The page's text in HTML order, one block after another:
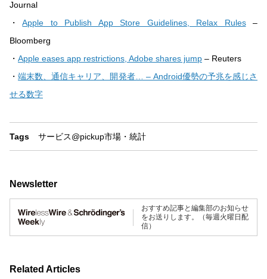
Journal
・Apple to Publish App Store Guidelines, Relax Rules–
Bloomberg
・ Apple eases app restrictions, Adobe shares jump – Reuters
・端末数、通信キャリア、開発者… – Android優勢の予兆を感じさ
せる数字
Tags サービス@pickup市場・統計
Newsletter
おすすめ記事と編集部のお知らせ
をお送りします。（毎週火曜日配
信）
Related Articles